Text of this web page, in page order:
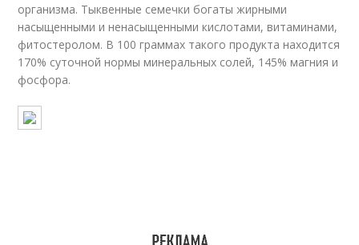
организма. Тыквенные семечки богаты жирными
насыщенными и ненасыщенными кислотами, витаминами,
фитостеролом. В 100 граммах такого продукта находится
170% суточной нормы минеральных солей, 145% магния и
фосфора.